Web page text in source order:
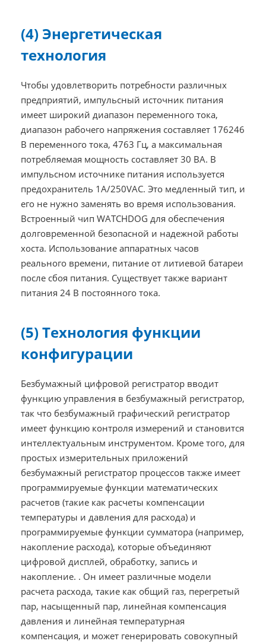
(4) Энергетическая
технология
Чтобы удовлетворить потребности различных
предприятий, импульсный источник питания
имеет широкий диапазон переменного тока,
диапазон рабочего напряжения составляет 176246
В переменного тока, 4763 Гц, а максимальная
потребляемая мощность составляет 30 ВА. В
импульсном источнике питания используется
предохранитель 1A/250VAC. Это медленный тип, и
его не нужно заменять во время использования.
Встроенный чип WATCHDOG для обеспечения
долговременной безопасной и надежной работы
хоста. Использование аппаратных часов
реального времени, питание от литиевой батареи
после сбоя питания. Существует также вариант
питания 24 В постоянного тока.
(5) Технология функции
конфигурации
Безбумажный цифровой регистратор вводит
функцию управления в безбумажный регистратор,
так что безбумажный графический регистратор
имеет функцию контроля измерений и становится
интеллектуальным инструментом. Кроме того, для
простых измерительных приложений
безбумажный регистратор процессов также имеет
программируемые функции математических
расчетов (такие как расчеты компенсации
температуры и давления для расхода) и
программируемые функции сумматора (например,
накопление расхода), которые объединяют
цифровой дисплей, обработку, запись и
накопление. . Он имеет различные модели
расчета расхода, такие как общий газ, перегретый
пар, насыщенный пар, линейная компенсация
давления и линейная температурная
компенсация, и может генерировать совокупный